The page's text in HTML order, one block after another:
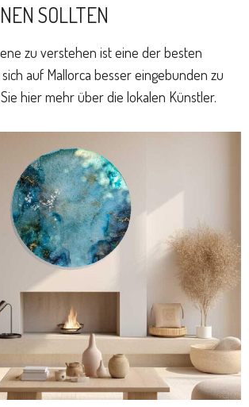
SOLLTEN
zu verstehen ist eine der besten
auf Mallorca besser eingebunden zu
hier mehr über die lokalen Künstler.